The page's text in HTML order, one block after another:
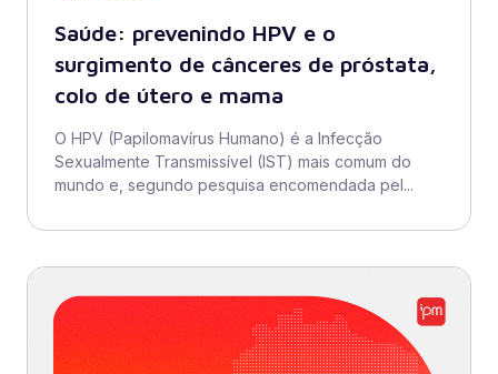
Saúde: prevenindo HPV e o
surgimento de cânceres de próstata,
colo de útero e mama
O HPV (Papilomavírus Humano) é a Infecção
Sexualmente Transmissível (IST) mais comum do
mundo e, segundo pesquisa encomendada pel...